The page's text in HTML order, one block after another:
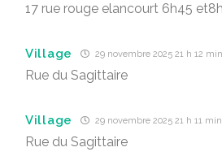
17 rue rouge elancourt 6h45 et8h
Village 29 novembre 2025 21 h 12 min
Rue du Sagittaire
Village 29 novembre 2025 21 h 11 min
Rue du Sagittaire